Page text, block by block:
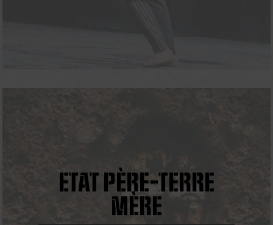
ETAT PÈRE-TERRE
MÈRE